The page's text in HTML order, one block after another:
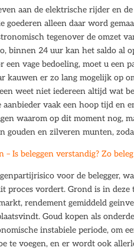
aan de elektrische rijder en
goederen alleen daar word
tegenover de omzet
binnen 24 uur kan het saldo al
vage bedoeling, moet u een
kauwen er zo lang mogelijk op
weet niet iedereen altijd wat
vaak een hoop tijd en
waarom op dit moment nog,
gouden en zilveren munten,
Is beleggen verstandig? Zo
voor de belegger,
proces vordert. Grond is in
rendement gemiddeld
Goud kopen als
instabiele periode, om
te voegen, en er wordt ook